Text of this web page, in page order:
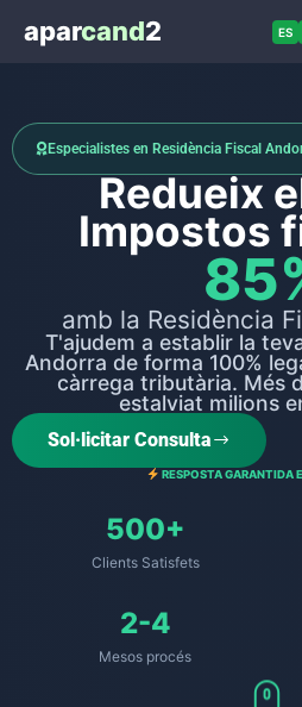
aparcand2 ES
Especialistes en Residència Fiscal
Redueix
Impostos
amb la Residència
T'ajudem a establir la
Andorra de forma 100%
càrrega tributària. Més
estalviat milions
Sol·licitar Consulta
RESPOSTA GARANTIDA
500+
Clients Satisfets
2-4
Mesos procés